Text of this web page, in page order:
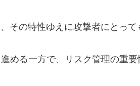
その特性ゆえに攻撃者にとって
進める一方で、リスク管理の重要